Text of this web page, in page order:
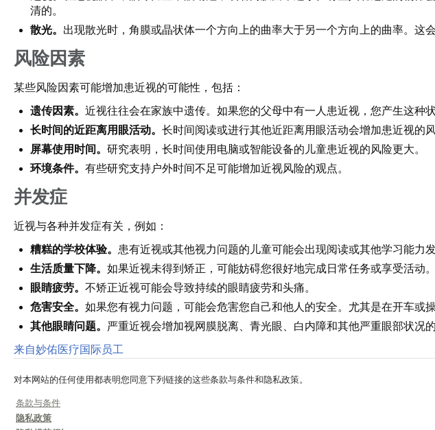
清的。
散光。 出现散光时，角膜或晶状体一个方向上的曲率大于另一个方向上的曲率。这
风险因素
某些风险因素可能增加患近视的可能性，包括：
遗传因素。 近视往往会在家族中遗传。如果您的父母中有一人患近视，您产生这种
长时间的近距离用眼活动。 长时间阅读或进行其他近距离用眼活动会增加患近视的风
屏幕使用时间。 研究表明，长时间使用电脑或智能设备的儿童患近视的风险更大。
环境条件。 有些研究支持户外时间不足可能增加近视风险的观点。
并发症
近视与各种并发症有关，例如：
糟糕的学校体验。 患有近视或其他视力问题的儿童可能会出现阅读或其他学习能力
生活质量下降。 如果近视未得到矫正，可能妨碍您很好地完成日常任务或享受活动。
眼睛疲劳。 不矫正近视可能会导致持续的眼睛疲劳和头痛。
危害安全。 如果您有视力问题，可能会危害您自己和他人的安全。尤其是在开车或
其他眼睛问题。 严重近视会增加视网膜脱离、青光眼、白内障和其他严重眼部状况的
来自妙佑医疗国际员工
对本网站的任何使用都表明您同意下列链接的这些条款与条件和隐私政策。
条款与条件
隐私政策